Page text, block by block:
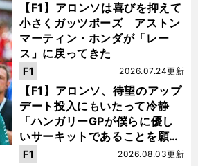
【F1】アロンソは喜びを抑えて
小さくガッツポーズ アストン
マーティン・ホンダが「レー
ス」に戻ってきた
【F1】アロンソ、待望のアップ
デート投入にもいたって冷静
「ハンガリーGPが僕らに優し
いサーキットであることを願
う」
2026.07.24更新
F1
2026.08.03更新
F1